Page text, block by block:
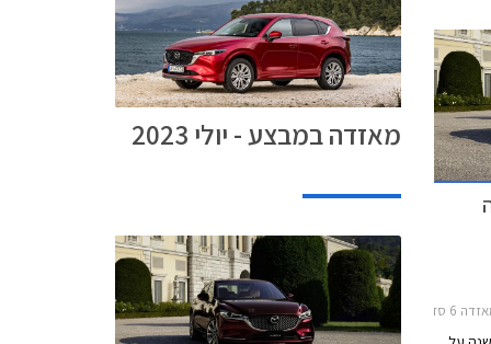
2024
מאזדה במבצע - יולי 2023